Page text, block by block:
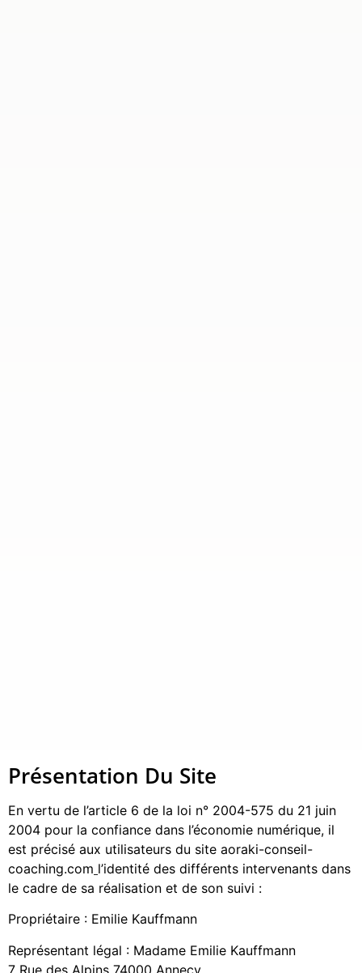
Présentation Du Site
En vertu de l’article 6 de la loi n° 2004-575 du 21 juin
2004 pour la confiance dans l’économie numérique, il
est précisé aux utilisateurs du site aoraki-conseil-
coaching.com l’identité des différents intervenants dans
le cadre de sa réalisation et de son suivi :
Propriétaire : Emilie Kauffmann
Représentant légal : Madame Emilie Kauffmann
7 Rue des Alpins 74000 Annecy